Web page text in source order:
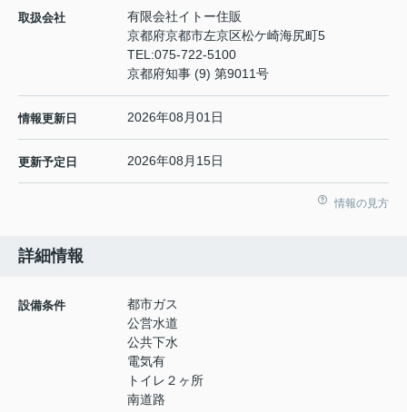
取扱会社
有限会社イトー住販
京都府京都市左京区松ケ崎海尻町5
TEL:075-722-5100
京都府知事 (9) 第9011号
情報更新日 2026年08月01日
更新予定日 2026年08月15日
情報の見方
詳細情報
設備条件
都市ガス
公営水道
公共下水
電気有
トイレ２ヶ所
南道路